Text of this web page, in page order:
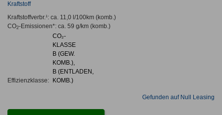
Kraftstoff
Kraftstoffverbr.¹: ca. 11,0 l/100km(komb.)
CO2-Emissionen*: ca. 59 g/km(komb.)
Effizienzklasse:
CO₂-
KLASSE
B (GEW.
KOMB.),
B (ENTLADEN,
KOMB.)
Gefunden auf Null Leasing